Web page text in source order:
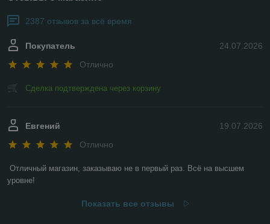
2387 отзывов за всё время
24.07.2026
Покупатель
Отлично
Сделка подтверждена через корзину
19.07.2026
Евгений
Отлично
Отличный магазин, заказываю не в первый раз. Всё на высшем
уровне!
Показать все отзывы